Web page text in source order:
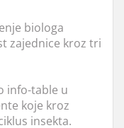
biologa
zajednice kroz tri
info-table u
koje kroz
insekta.